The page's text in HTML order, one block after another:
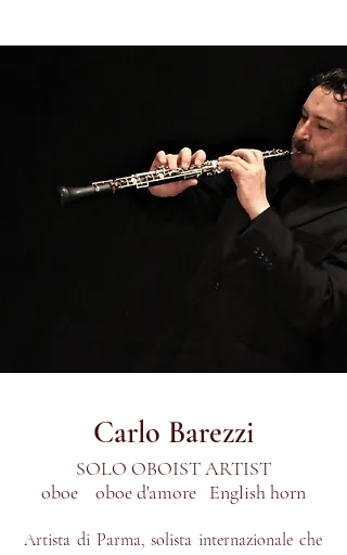
Carlo Barezzi
SOLO OBOIST ARTIST
oboe oboe d'amore English horn
Artista di Parma, solista internazionale che